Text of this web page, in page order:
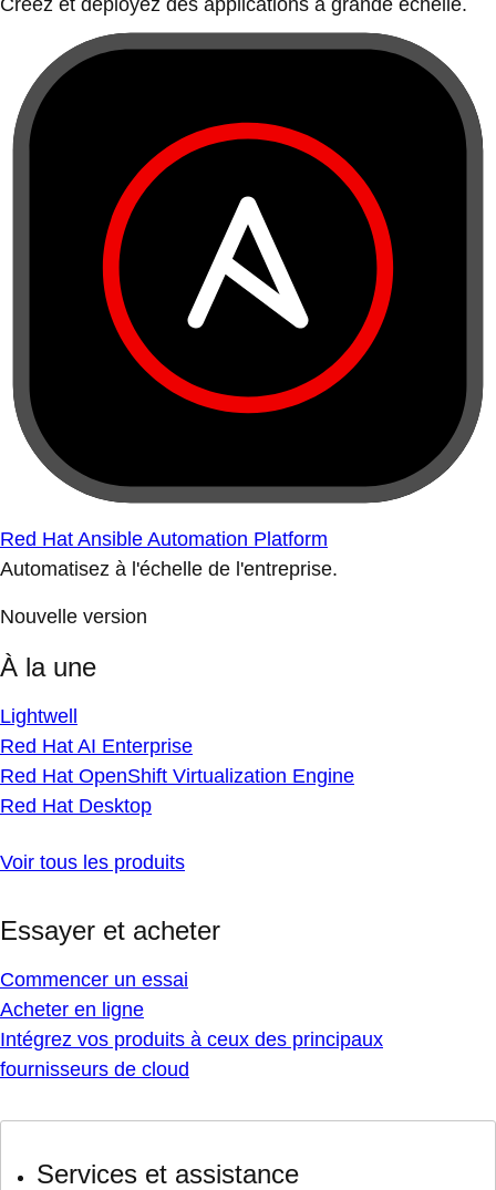
Créez et déployez des applications à grande échelle.
Red Hat Ansible Automation Platform
Automatisez à l'échelle de l'entreprise.
Nouvelle version
À la une
Lightwell
Red Hat AI Enterprise
Red Hat OpenShift Virtualization Engine
Red Hat Desktop
Voir tous les produits
Essayer et acheter
Commencer un essai
Acheter en ligne
Intégrez vos produits à ceux des principaux
fournisseurs de cloud
Services et assistance